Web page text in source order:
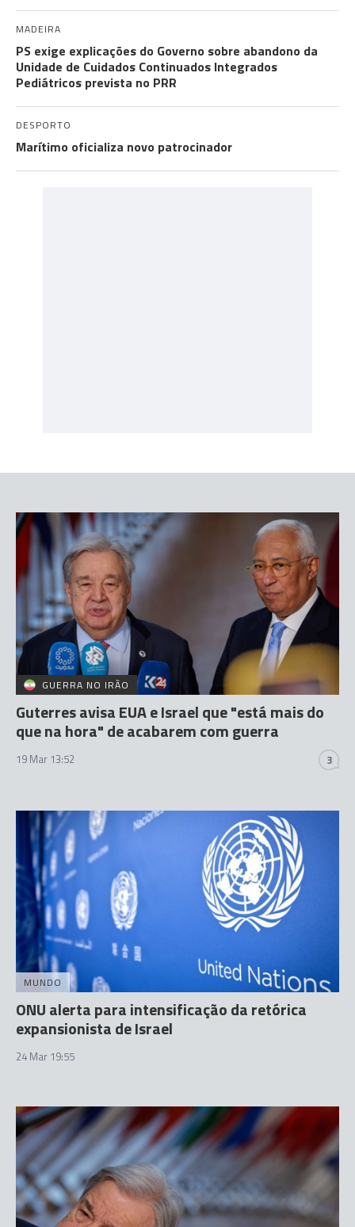
MADEIRA
PS exige explicações do Governo sobre abandono da
Unidade de Cuidados Continuados Integrados
Pediátricos prevista no PRR
DESPORTO
Marítimo oficializa novo patrocinador
GUERRA NO IRÃO
Guterres avisa EUA e Israel que "está mais do
que na hora" de acabarem com guerra
19 Mar 13:52 3
MUNDO
ONU alerta para intensificação da retórica
expansionista de Israel
24 Mar 19:55